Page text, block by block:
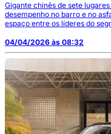
Gigante chinês de sete
desempenho no barro e no
espaço entre os líderes do
04/04/2026 às 08:32